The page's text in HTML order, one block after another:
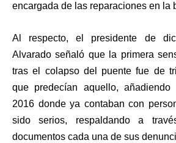
encargada de las reparaciones en la
Al respecto, el presidente de
Alvarado señaló que la primera
tras el colapso del puente fue de
que predecían aquello,
2016 donde ya contaban con
sido serios, respaldando a
documentos cada una de sus